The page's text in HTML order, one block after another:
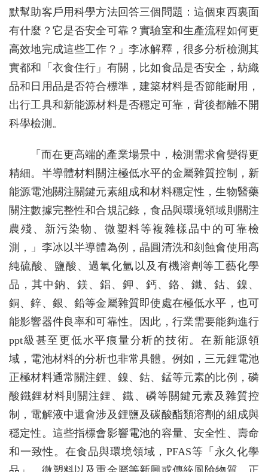
默幫助客戶用科學方法回答三個問題：這個東西裏面
有什麼？它是否安全可靠？實驗室和生產流程如何更
高效地完成這些工作？」李冰解釋，很多分析檢測其
實都和「衣食住行」有關，比如食品是否安全，紡織
品和日用品是否符合標準，建築材料是否節能耐用，
出行工具和新能源材料是否穩定可靠，背後都離不開
科學檢測。
「而在更高端的產業場景中，檢測需求會變得更
精細。半導體材料關注極低水平的金屬雜質控制，新
能源電池關注關鍵元素組成和材料穩定性，生物醫藥
關注數據完整性和合規記錄，食品與環境領域則關注
農殘、新污染物、微塑料等複雜樣品中的可靠檢
測，」李冰以半導體為例，晶圓清洗和刻蝕會使用高
純硫酸、鹽酸、過氧化氫以及有機溶劑等工藝化學
品，其中鈉、鎂、鋁、鉀、鈣、鉻、鐵、鈷、鎳、
銅、鋅、銀、鉛等金屬雜質即使處在極低水平，也可
能影響器件良率和可靠性。因此，行業需要能夠進行
ppt級甚至更低水平痕量分析的技術。在新能源領
域，電池材料的分析也非常具體。例如，三元鋰電池
正極材料通常關注鋰、鎳、鈷、錳等元素的比例，磷
酸鐵鋰材料則關注鋰、鐵、磷等關鍵元素及雜質控
制，電解液中還會涉及鋰鹽及碳酸酯類溶劑的組成與
穩定性。這些指標會影響電池的容量、安全性、壽命
和一致性。在食品與環境領域，PFAS等「永久化學